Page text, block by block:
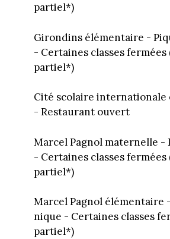
partiel*)
Girondins élémentaire -
- Certaines classes fermées
partiel*)
Cité scolaire internationale
- Restaurant ouvert
Marcel Pagnol maternelle -
- Certaines classes fermées
partiel*)
Marcel Pagnol élémentaire
nique - Certaines classes
partiel*)